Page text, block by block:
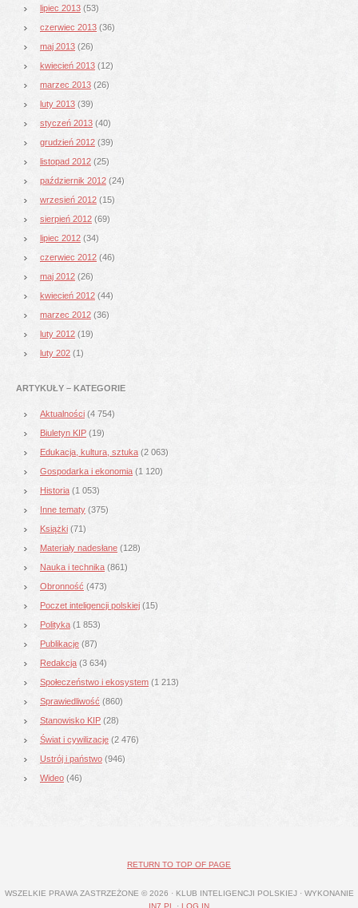
lipiec 2013 (53)
czerwiec 2013 (36)
maj 2013 (26)
kwiecień 2013 (12)
marzec 2013 (26)
luty 2013 (39)
styczeń 2013 (40)
grudzień 2012 (39)
listopad 2012 (25)
październik 2012 (24)
wrzesień 2012 (15)
sierpień 2012 (69)
lipiec 2012 (34)
czerwiec 2012 (46)
maj 2012 (26)
kwiecień 2012 (44)
marzec 2012 (36)
luty 2012 (19)
luty 202 (1)
ARTYKUŁY – KATEGORIE
Aktualności (4 754)
Biuletyn KIP (19)
Edukacja, kultura, sztuka (2 063)
Gospodarka i ekonomia (1 120)
Historia (1 053)
Inne tematy (375)
Książki (71)
Materiały nadesłane (128)
Nauka i technika (861)
Obronność (473)
Poczet inteligencji polskiej (15)
Polityka (1 853)
Publikacje (87)
Redakcja (3 634)
Społeczeństwo i ekosystem (1 213)
Sprawiedliwość (860)
Stanowisko KIP (28)
Świat i cywilizacje (2 476)
Ustrój i państwo (946)
Wideo (46)
RETURN TO TOP OF PAGE
WSZELKIE PRAWA ZASTRZEŻONE © 2026 · KLUB INTELIGENCJI POLSKIEJ · WYKONANIE
IN7.PL
· LOG IN